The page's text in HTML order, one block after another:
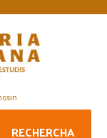
RECHERCHA